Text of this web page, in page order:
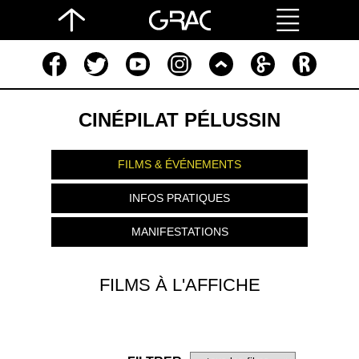
CINÉPILAT PÉLUSSIN
FILMS & ÉVÉNEMENTS
INFOS PRATIQUES
MANIFESTATIONS
FILMS À L'AFFICHE